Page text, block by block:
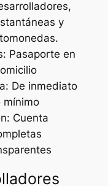
y
Pasaporte en
De inmediato
mínimo
Cuenta